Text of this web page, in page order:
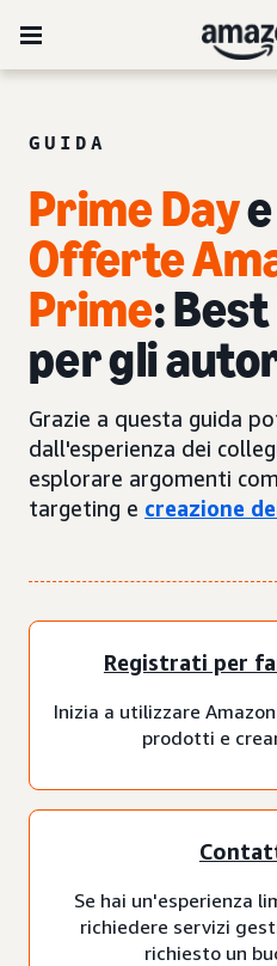
GUIDA
Prime Daye
Offerte
Prime:
per gli
Grazie a questa guida
dall'esperienza dei
esplorare argomenti
targeting e creazione
Registrati per
Inizia a utilizzare
prodotti e
Se hai un'esperienza
richiedere servizi
richiesto un